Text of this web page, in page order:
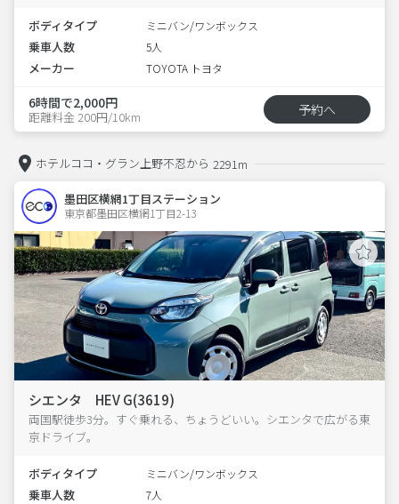
ボディタイプ ミニバン/ワンボックス
乗車人数 5人
メーカー TOYOTA トヨタ
6時間で2,000円
距離料金 200円/10km 予約へ
ホテルココ・グラン上野不忍から 2291m
墨田区横網1丁目ステーション
東京都墨田区横網1丁目2-13
シエンタ HEV G(3619)
両国駅徒歩3分。すぐ乗れる、ちょうどいい。シエンタで広がる東
京ドライブ。
ボディタイプ ミニバン/ワンボックス
乗車人数 7人